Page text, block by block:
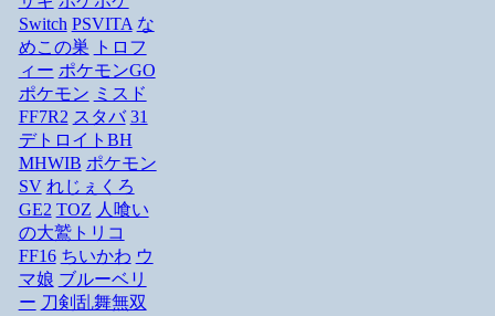
Switch PSVITA な
めこの巣
トロフ
ィー ポケモンGO
ポケモン ミスド
FF7R2 スタバ 31
デトロイトBH
MHWIB ポケモン
SV れじぇくろ
GE2 TOZ 人喰い
の大鷲トリコ
FF16 ちいかわ ウ
マ娘 ブルーベリ
ー 刀剣乱舞無双